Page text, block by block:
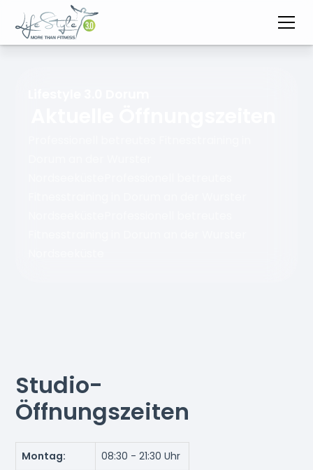
Studio-
Öffnungszeiten
Montag:
08:30 - 21:30 Uhr